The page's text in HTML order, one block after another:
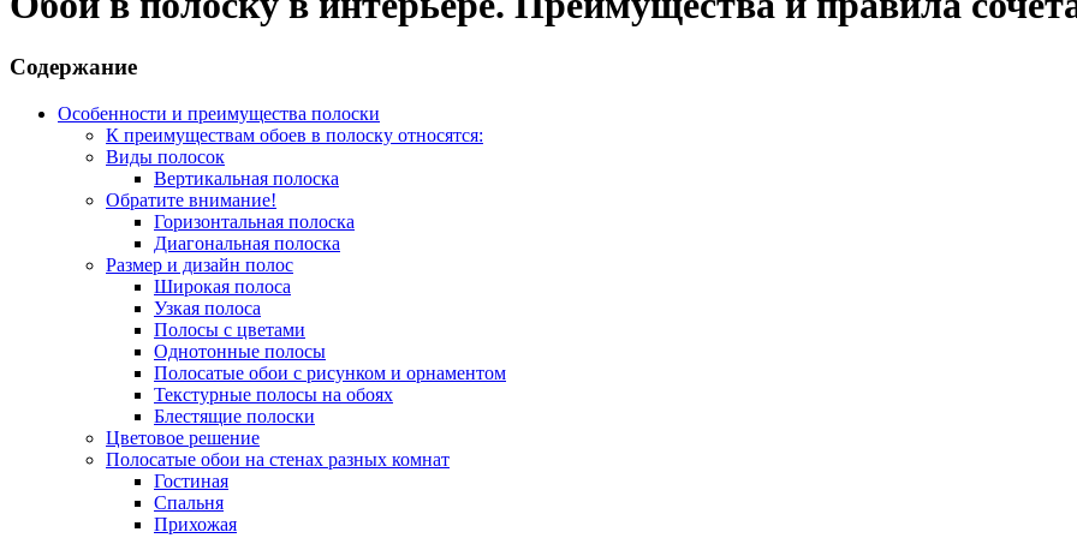
Содержание
Особенности и преимущества полоски
К преимуществам обоев в полоску относятся:
Виды полосок
Вертикальная полоска
Обратите внимание!
Горизонтальная полоска
Диагональная полоска
Размер и дизайн полос
Широкая полоса
Узкая полоса
Полосы с цветами
Однотонные полосы
Полосатые обои с рисунком и орнаментом
Текстурные полосы на обоях
Блестящие полоски
Цветовое решение
Полосатые обои на стенах разных комнат
Гостиная
Спальня
Прихожая